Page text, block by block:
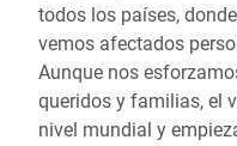
todos los países,
vemos afectados
Aunque nos
queridos y familias, el
nivel mundial y